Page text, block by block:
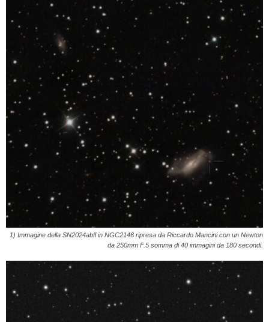
1) Immagine della SN2024abfl in NGC2146 ripresa da Riccardo Mancini con un Newton
da 250mm F.5 somma di 40 immagini da 180 secondi.